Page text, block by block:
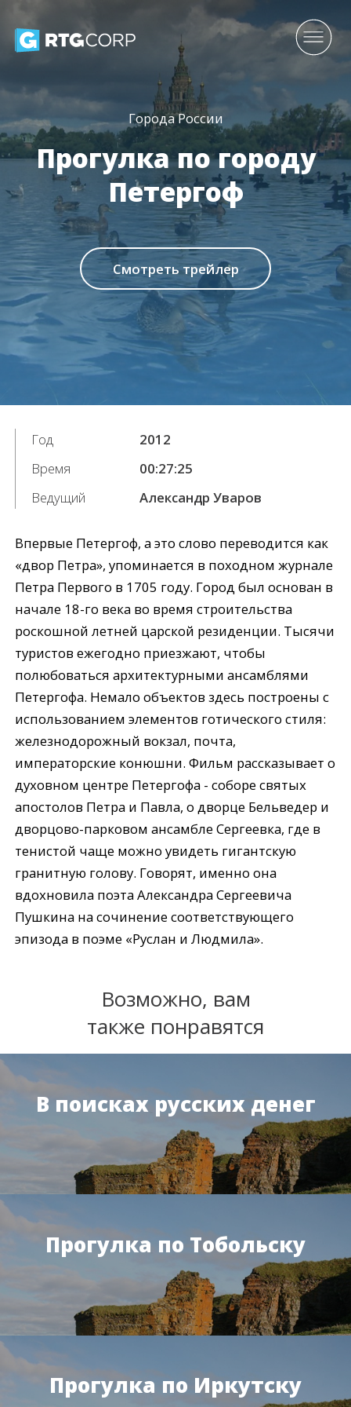
Города России
Прогулка по городу
Петергоф
Смотреть трейлер
Год
2012
Время
00:27:25
Ведущий
Александр Уваров
Впервые Петергоф, а это слово переводится как
«двор Петра», упоминается в походном журнале
Петра Первого в 1705 году. Город был основан в
начале 18-го века во время строительства
роскошной летней царской резиденции. Тысячи
туристов ежегодно приезжают, чтобы
полюбоваться архитектурными ансамблями
Петергофа. Немало объектов здесь построены с
использованием элементов готического стиля:
железнодорожный вокзал, почта,
императорские конюшни. Фильм рассказывает о
духовном центре Петергофа - соборе святых
апостолов Петра и Павла, о дворце Бельведер и
дворцово-парковом ансамбле Сергеевка, где в
тенистой чаще можно увидеть гигантскую
гранитную голову. Говорят, именно она
вдохновила поэта Александра Сергеевича
Пушкина на сочинение соответствующего
эпизода в поэме «Руслан и Людмила».
Возможно, вам
также понравятся
В поисках русских денег
Прогулка по Тобольску
Прогулка по Иркутску